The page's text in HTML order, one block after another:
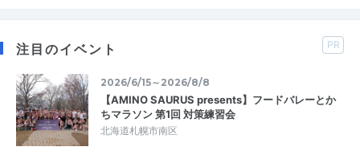
注目のイベント PR
2026/6/15～2026/8/8
【AMINO SAURUS presents】フードバレーとか
ちマラソン 第1回 対策練習会
北海道札幌市南区